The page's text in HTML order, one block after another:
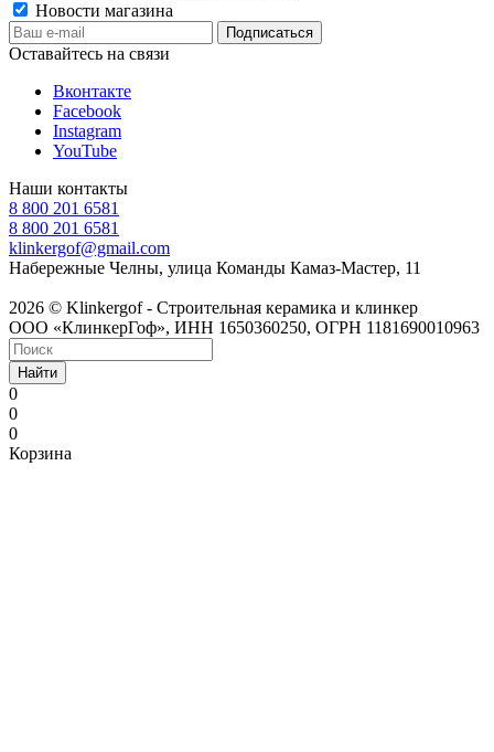
Новости магазина
Оставайтесь на связи
Вконтакте
Facebook
Instagram
YouTube
Наши контакты
8 800 201 6581
8 800 201 6581
klinkergof@gmail.com
Набережные Челны, улица Команды Камаз-Мастер, 11
2026 © Klinkergof - Строительная керамика и клинкер
ООО «КлинкерГоф», ИНН 1650360250, ОГРН 1181690010963
Найти
0
0
0
Корзина